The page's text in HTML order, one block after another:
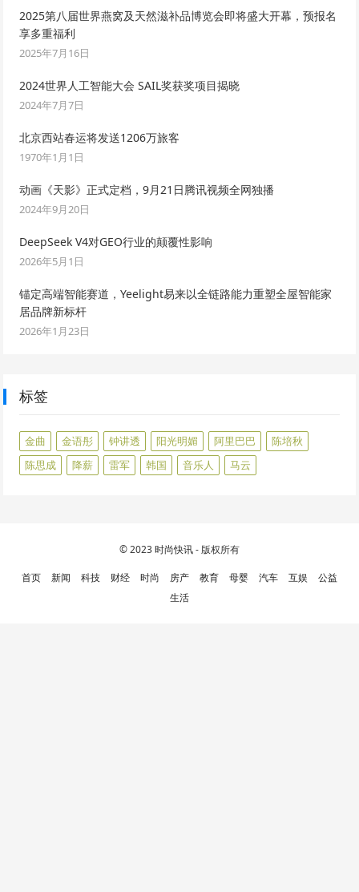
2025第八届世界燕窝及天然滋补品博览会即将盛大开幕，预报名
享多重福利
2025年7月16日
2024世界人工智能大会 SAIL奖获奖项目揭晓
2024年7月7日
北京西站春运将发送1206万旅客
1970年1月1日
动画《天影》正式定档，9月21日腾讯视频全网独播
2024年9月20日
DeepSeek V4对GEO行业的颠覆性影响
2026年5月1日
锚定高端智能赛道，Yeelight易来以全链路能力重塑全屋智能家
居品牌新标杆
2026年1月23日
标签
金曲 金语彤 钟讲透 阳光明媚 阿里巴巴
陈培秋
陈思成
降薪 雷军 韩国 音乐人 马云
© 2023时尚快讯- 版权所有
首页 新闻 科技 财经 时尚 房产 教育 母婴 汽车 互娱
公益
生活